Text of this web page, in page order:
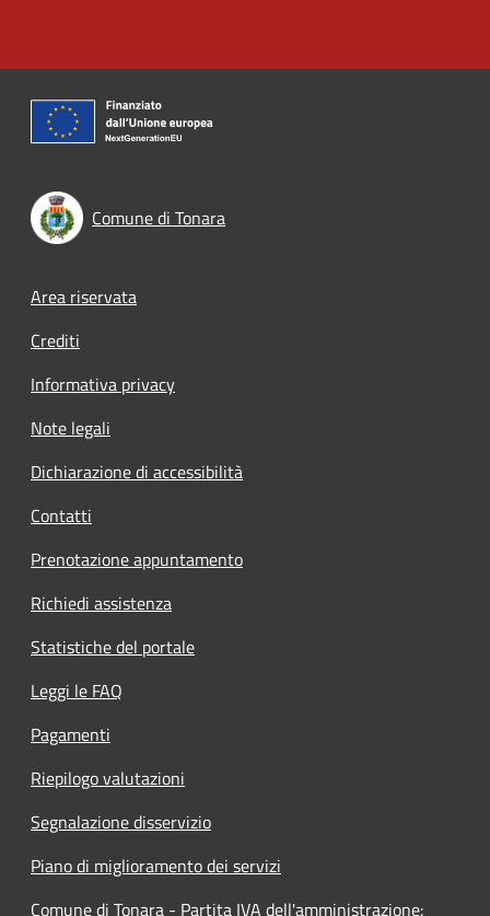
Comune di Tonara
Footer menu
Area riservata
Crediti
Informativa privacy
Note legali
Dichiarazione di accessibilità
Contatti
Prenotazione appuntamento
Richiedi assistenza
Statistiche del portale
Leggi le FAQ
Pagamenti
Riepilogo valutazioni
Segnalazione disservizio
Piano di miglioramento dei servizi
Comune di Tonara - Partita IVA dell'amministrazione: